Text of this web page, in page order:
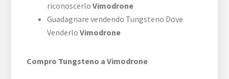
riconoscerloVimodrone
Guadagnare vendendo Tungsteno Dove
VenderloVimodrone
Compro Tungsteno a Vimodrone